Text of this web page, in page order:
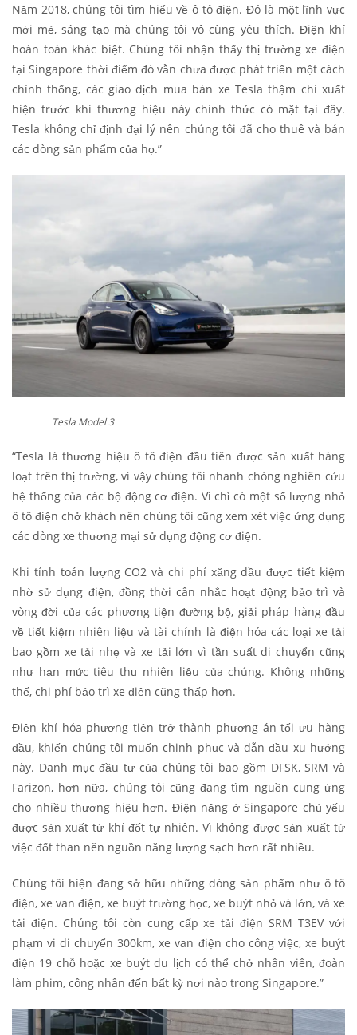
Năm 2018, chúng tôi tìm hiểu về ô tô điện. Đó là một lĩnh vực
mới mẻ, sáng tạo mà chúng tôi vô cùng yêu thích. Điện khí
hoàn toàn khác biệt. Chúng tôi nhận thấy thị trường xe điện
tại Singapore thời điểm đó vẫn chưa được phát triển một cách
chính thống, các giao dịch mua bán xe Tesla thậm chí xuất
hiện trước khi thương hiệu này chính thức có mặt tại đây.
Tesla không chỉ định đại lý nên chúng tôi đã cho thuê và bán
các dòng sản phẩm của họ.”
Tesla Model 3
“Tesla là thương hiệu ô tô điện đầu tiên được sản xuất hàng
loạt trên thị trường, vì vậy chúng tôi nhanh chóng nghiên cứu
hệ thống của các bộ động cơ điện. Vì chỉ có một số lượng nhỏ
ô tô điện chở khách nên chúng tôi cũng xem xét việc ứng dụng
các dòng xe thương mại sử dụng động cơ điện.
Khi tính toán lượng CO2 và chi phí xăng dầu được tiết kiệm
nhờ sử dụng điện, đồng thời cân nhắc hoạt động bảo trì và
vòng đời của các phương tiện đường bộ, giải pháp hàng đầu
về tiết kiệm nhiên liệu và tài chính là điện hóa các loại xe tải
bao gồm xe tải nhẹ và xe tải lớn vì tần suất di chuyển cũng
như hạn mức tiêu thụ nhiên liệu của chúng. Không những
thế, chi phí bảo trì xe điện cũng thấp hơn.
Điện khí hóa phương tiện trở thành phương án tối ưu hàng
đầu, khiến chúng tôi muốn chinh phục và dẫn đầu xu hướng
này. Danh mục đầu tư của chúng tôi bao gồm DFSK, SRM và
Farizon, hơn nữa, chúng tôi cũng đang tìm nguồn cung ứng
cho nhiều thương hiệu hơn. Điện năng ở Singapore chủ yếu
được sản xuất từ khí đốt tự nhiên. Vì không được sản xuất từ
việc đốt than nên nguồn năng lượng sạch hơn rất nhiều.
Chúng tôi hiện đang sở hữu những dòng sản phẩm như ô tô
điện, xe van điện, xe buýt trường học, xe buýt nhỏ và lớn, và xe
tải điện. Chúng tôi còn cung cấp xe tải điện SRM T3EV với
phạm vi di chuyển 300km, xe van điện cho công việc, xe buýt
điện 19 chỗ hoặc xe buýt du lịch có thể chở nhân viên, đoàn
làm phim, công nhân đến bất kỳ nơi nào trong Singapore.”